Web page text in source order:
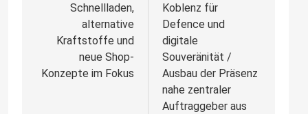
Schnellladen,
alternative
Kraftstoffe und
neue Shop-
Konzepte im Fokus
Koblenz für
Defence und
digitale
Souveränität /
Ausbau der Präsenz
nahe zentraler
Auftraggeber aus